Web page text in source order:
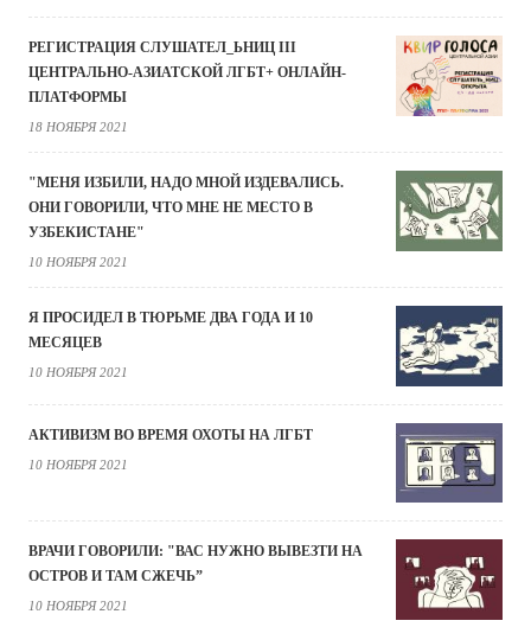
РЕГИСТРАЦИЯ СЛУШАТЕЛ_ЬНИЦ III
ЦЕНТРАЛЬНО-АЗИАТСКОЙ ЛГБТ+ ОНЛАЙН-
ПЛАТФОРМЫ
18 НОЯБРЯ 2021
"МЕНЯ ИЗБИЛИ, НАДО МНОЙ ИЗДЕВАЛИСЬ.
ОНИ ГОВОРИЛИ, ЧТО МНЕ НЕ МЕСТО В
УЗБЕКИСТАНЕ"
10 НОЯБРЯ 2021
Я ПРОСИДЕЛ В ТЮРЬМЕ ДВА ГОДА И 10
МЕСЯЦЕВ
10 НОЯБРЯ 2021
АКТИВИЗМ ВО ВРЕМЯ ОХОТЫ НА ЛГБТ
10 НОЯБРЯ 2021
ВРАЧИ ГОВОРИЛИ: "ВАС НУЖНО ВЫВЕЗТИ НА
ОСТРОВ И ТАМ СЖЕЧЬ”
10 НОЯБРЯ 2021